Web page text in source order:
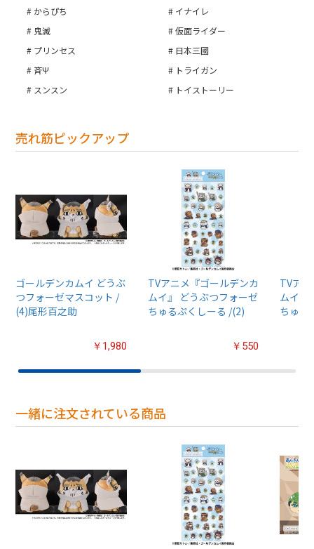
からぴち
イナイレ
鬼滅
仮面ライダー
プリンセス
日本三國
斉Ψ
トライガン
スンスン
トイストーリー
売れ筋ピックアップ
ゴールデンカムイ どうぶ
つフォーゼマスコット /
(4)尾形百之助
￥1,980
TVアニメ『ゴールデンカ
ムイ』 どうぶつフォーゼ
ちゅるぷくしーる /(2)
￥550
TVア
ムイ』
ちゅる
一緒に注文されている商品